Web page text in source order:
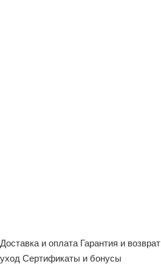
Доставка и оплата Гарантия и возврат
уход Сертификаты и бонусы